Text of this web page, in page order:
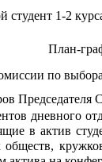
студент 1-2
План-
по
Председателя
дневного
в актив
обществ,